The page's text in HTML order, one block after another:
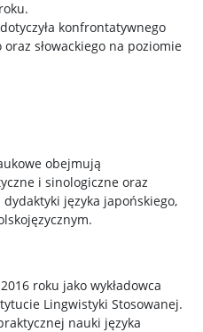
konfrontatywnego
słowackiego na poziomie
obejmują
i sinologiczne oraz
języka japońskiego,
roku jako wykładowca
Lingwistyki Stosowanej.
nauki języka